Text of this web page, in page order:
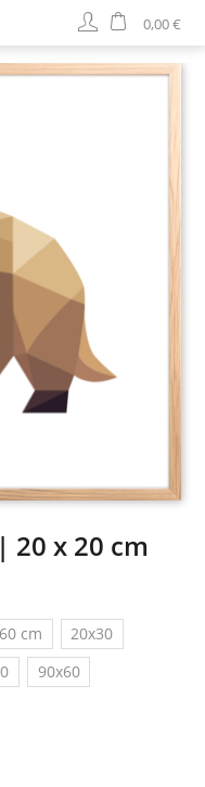
0,00 €
x 20 cm
cm
20x30
90x60